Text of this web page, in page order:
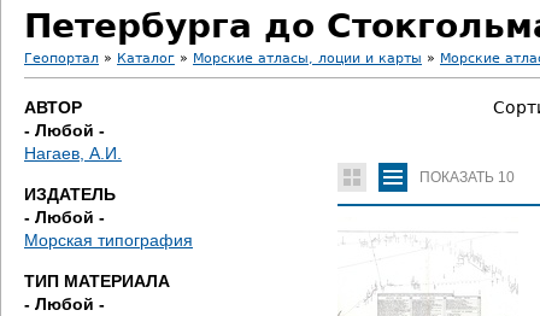
Петербурга до
В
ы
з
д
е
Геопортал » Каталог » Морские атласы, лоции и карты » Морские
АВТОР
- Любой -
Нагаев, А.И.
ИЗДАТЕЛЬ
- Любой -
Морская типография
ТИП МАТЕРИАЛА
- Любой -
ПОКАЗАТЬ 10